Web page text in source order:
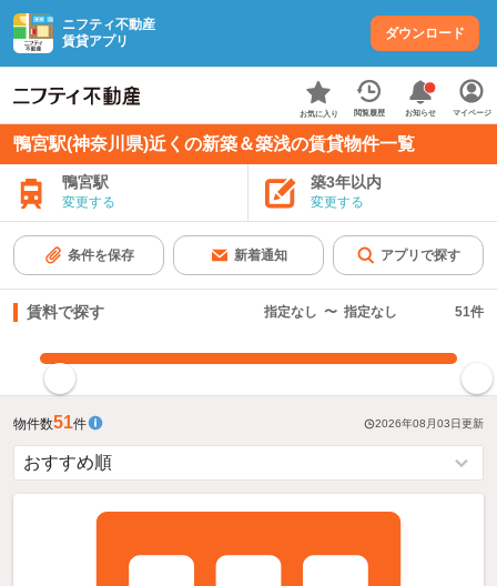
ニフティ不動産
賃貸アプリ
ダウンロード
お気に入り 閲覧履歴 お知らせ マイページ
鴨宮駅(神奈川県)近くの新築＆築浅の賃貸物件一覧
鴨宮駅
変更する
築3年以内
変更する
条件を保存 新着通知 アプリで探す
賃料で探す 指定なし 〜 指定なし 51件
物件数51件 2026年08月03日更新